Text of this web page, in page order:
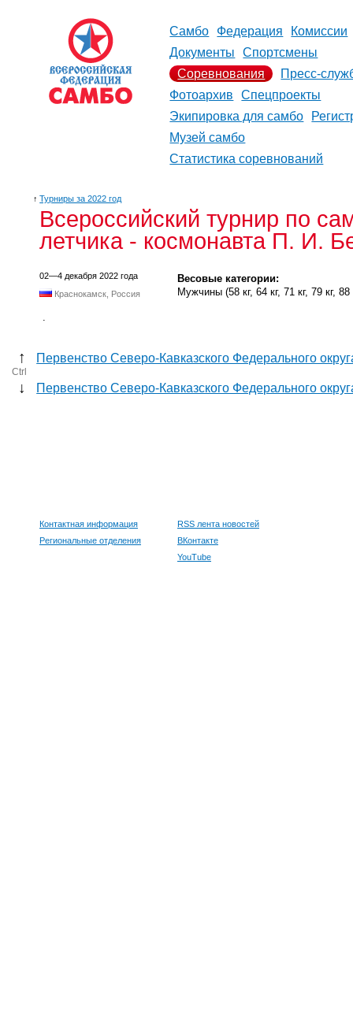
Самбо Федерация
Комиссии
Документы
Спортсмены
Соревнования
Пресс-
Фотоархив
Спецпроекты
Экипировка для самбо
Музей самбо
Статистика соревнований
↑ Турниры за 2022 год
Всероссийский турнир по
летчика - космонавта П. И.
02—4 декабря 2022 года
Краснокамск, Россия
Весовые категории:
Мужчины (58 кг, 64 кг, 71 кг, 79 кг, 88
.
↑ Первенство Северо-Кавказского Федерального
Ctrl
↓ Первенство Северо-Кавказского Федерального
Контактная информация
Региональные отделения
RSS лента новостей
ВКонтакте
YouTube